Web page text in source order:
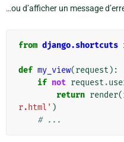
…ou d’afficher un message
from django.shortcuts
def my_view(request ):
if not request .
return render(
r.html' )
# ...